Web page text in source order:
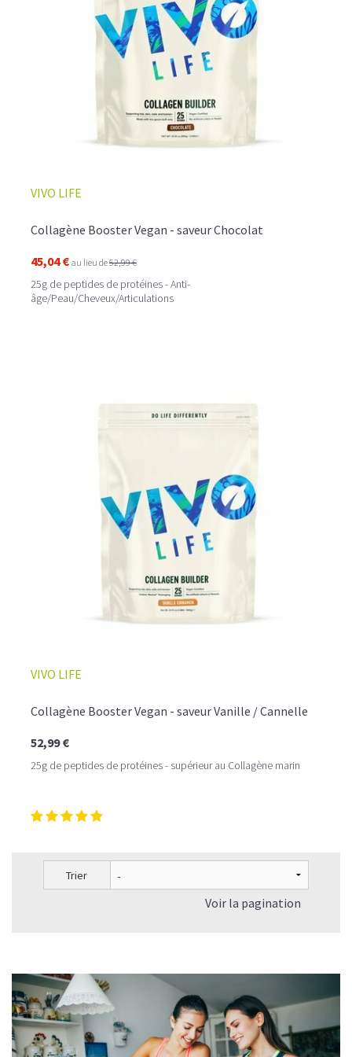
☕ LATTE MACCHIATO GLACÉ
Un café riche avec un soupçon de caramel pour un
moment de pure détente… ou de concentration avant le
Une énergie immédiate et stable, sans pic de glycémie,
qui vous accompagne toute la matinée et un allié parfait
Pour ceux qui veulent retrouver le plaisir d’un vrai café
glacé, sans se sentir lourd ni affamé.
🍯 CAFÉ FRAPPÉ AU CARAMEL PROTÉINÉ
LE PLAISIR D’UN DESSERT GLACÉ, SANS LE SUCRE EN
TROP
VIVO LIFE
Collagène Booster Vegan - saveur Chocolat
45,04 € au lieu de52,99 €
25g de peptides de protéines - Anti-
âge/Peau/Cheveux/Articulations
VIVO LIFE
Collagène Booster Vegan - saveur Vanille / Cannelle
52,99 €
25g de peptides de protéines - supérieur au Collagène marin
Trier
Voir la pagination